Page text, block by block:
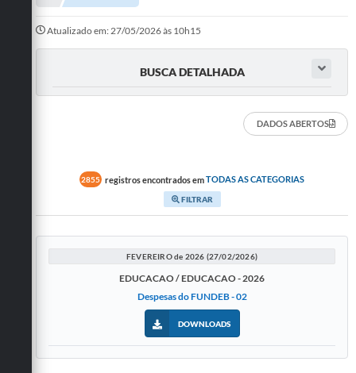
Transparência
Solicitação de Visualização de Imagens de Câmeras
Câmara Municipal
Arquivos para Download
Carta de Serviços
Atualizado em: 27/05/2026 às 10h15
BUSCA DETALHADA
DADOS ABERTOS
2855 registros encontrados emTODAS AS CATEGORIAS
FILTRAR
FEVEREIRO de 2026 (27/02/2026)
EDUCACAO / EDUCACAO - 2026
Despesas do FUNDEB - 02
DOWNLOADS